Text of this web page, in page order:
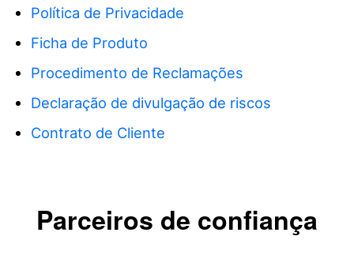
Ações
Índices
Especificações do contrato
Previsão
Academy
Insights
Empresa
Sobre Mitrade
Patrocínio da AFA
Segurança dos fundos do cliente
Apoio
Contacte-nos
PT
Política de Privacidade
Ficha de Produto
Procedimento de Reclamações
Declaração de divulgação de riscos
Contrato de Cliente
Parceiros de confiança